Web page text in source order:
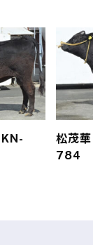
KN-
松茂華
784